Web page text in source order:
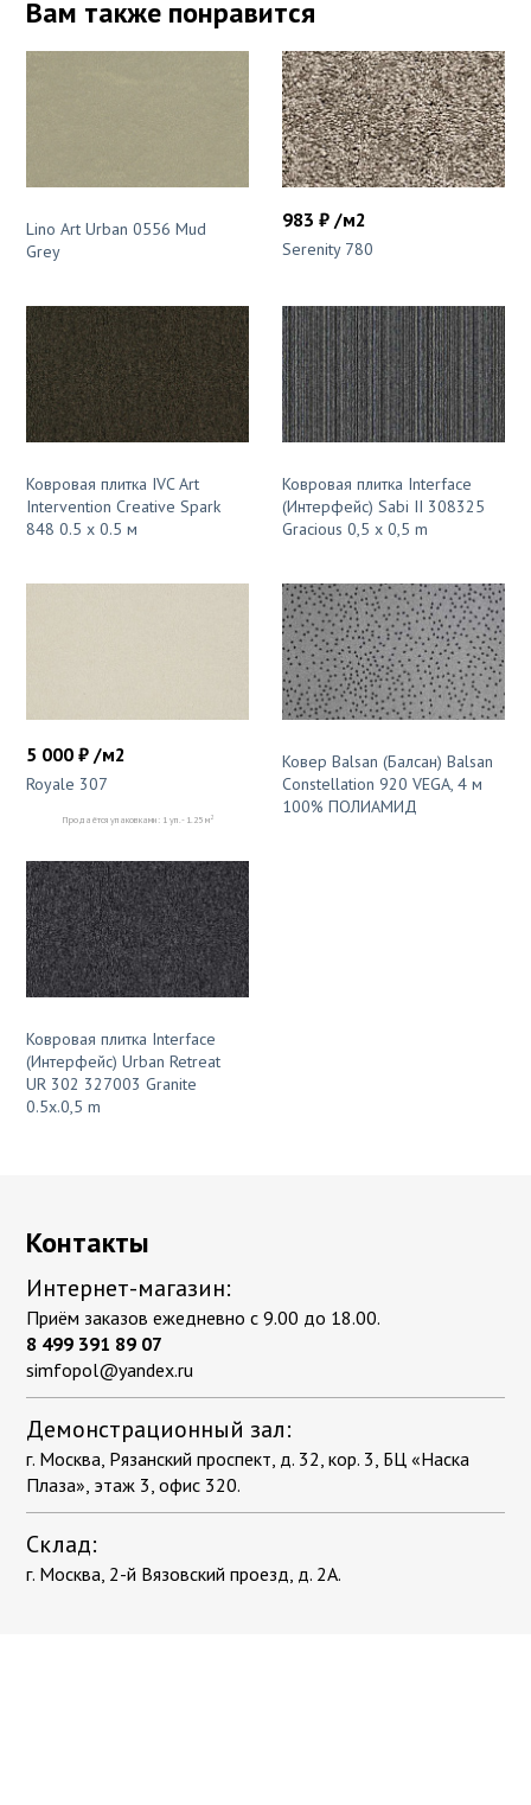
Вам также понравится
Lino Art Urban 0556 Mud
Grey
983 ₽ /м2
Serenity 780
Ковровая плитка IVC Art
Intervention Creative Spark
848 0.5 x 0.5 м
Ковровая плитка Interface
(Интерфейс) Sabi II 308325
Gracious 0,5 x 0,5 m
5 000 ₽ /м2
Royale 307
Продаётся упаковками: 1 уп. - 1.25 м2
Ковер Balsan (Балсан) Balsan
Constellation 920 VEGA, 4 м
100% ПОЛИАМИД
Ковровая плитка Interface
(Интерфейс) Urban Retreat
UR 302 327003 Granite
0.5х.0,5 m
Контакты
Интернет-магазин:
Приём заказов ежедневно с 9.00 до 18.00.
8 499 391 89 07
simfopol@yandex.ru
Демонстрационный зал:
г. Москва, Рязанский проспект, д. 32, кор. 3, БЦ «Наска
Плаза», этаж 3, офис 320.
Склад:
г. Москва, 2-й Вязовский проезд, д. 2А.